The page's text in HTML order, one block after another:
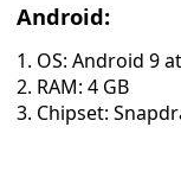
Android:
OS: Android 9
RAM: 4 GB
Chipset: